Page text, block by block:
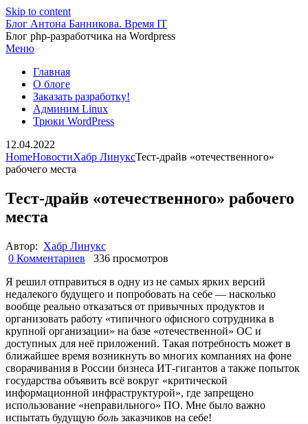
Skip to content
Блог Антона Банникова. Время IT
Блог php-разработчика на Wordpress
Меню
Главная
О блоге
Заказать разработку!
Админим Linux
Трюки WordPress
12.04.2022
HomeНовостиХабр ЛинуксТест-драйв «отечественного»
рабочего места
Тест-драйв «отечественного» рабочего
места
Автор: Хабр Линукс
0 Комментариев
336 просмотров
Я решил отправиться в одну из не самых ярких версий
недалекого будущего и попробовать на себе — насколько
вообще реально отказаться от привычных продуктов и
организовать работу «типичного офисного сотрудника в
крупной организации» на базе «отечественной» ОС и
доступных для неё приложений. Такая потребность может в
ближайшее время возникнуть во многих компаниях на фоне
сворачивания в России бизнеса ИТ-гигантов а также попыток
государства объявить всё вокруг «критической
информационной инфраструктурой», где запрещено
использование «неправильного» ПО. Мне было важно
испытать будущую боль заказчиков на себе!